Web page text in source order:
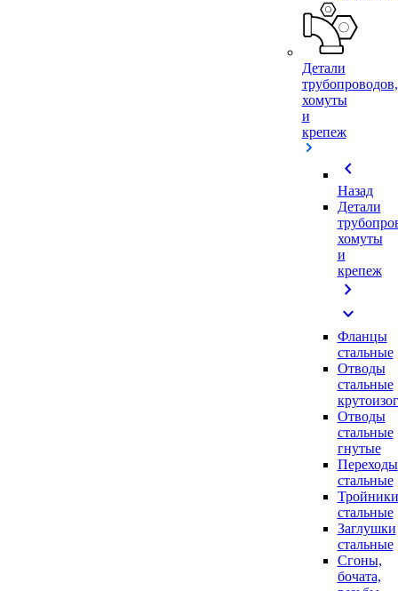
Детали
трубопроводов,
хомуты
и
крепеж
chevron_left
Назад
Детали
хомуты
и
крепеж
chevron_right
expand_more
Фланцы
стальные
Отводы
стальные
Отводы
стальные
гнутые
Переходы
стальные
Тройники
стальные
Заглушки
стальные
Сгоны,
бочата,